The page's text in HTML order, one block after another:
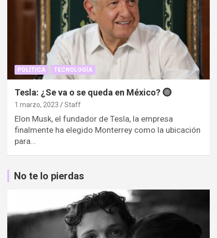
POLÍTICA TECNOLOGÍA
Tesla: ¿Se va o se queda en México?
1 marzo, 2023 Staff
Elon Musk, el fundador de Tesla, la empresa
finalmente ha elegido Monterrey como la ubicación
para…
No te lo pierdas